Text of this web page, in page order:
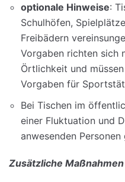
optionale Hinweise:
Schulhöfen,
Freibädern
Vorgaben richten sich
Örtlichkeit und
Vorgaben für
Bei Tischen im
einer Fluktuation und
anwesenden
Zusätzliche